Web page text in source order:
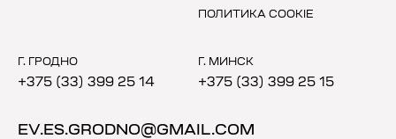
ПОЛИТИКА COOKIE
Г. ГРОДНО
+375 (33) 399 25 14
Г. МИНСК
+375 (33) 399 25 15
EV.ES.GRODNO@GMAIL.COM